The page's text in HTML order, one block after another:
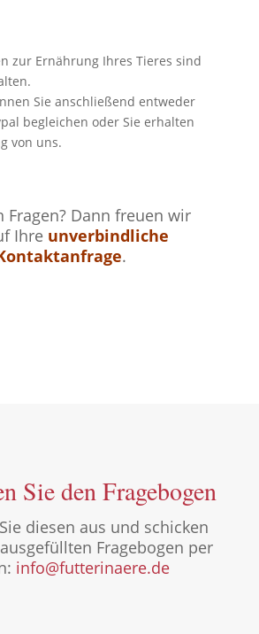
zur Ernährung Ihres Tieres sind
Sie anschließend entweder
begleichen oder Sie erhalten
von uns.
Fragen? Dann freuen wir
Ihre unverbindliche
.
Sie den Fragebogen
diesen aus und schicken
Fragebogen per
info@futterinaere.de